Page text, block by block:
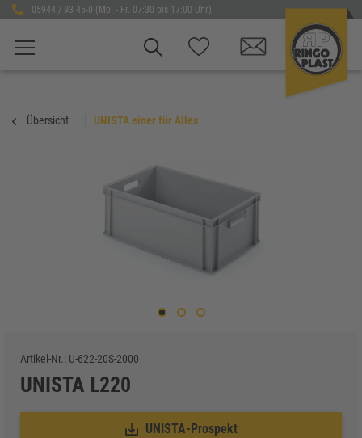
05944 / 93 45-0 (Mo. - Fr. 07:30 bis 17:00 Uhr)
Übersicht UNISTA einer für Alles
Artikel-Nr.: U-622-20S-2000
UNISTA L220
UNISTA-Prospekt